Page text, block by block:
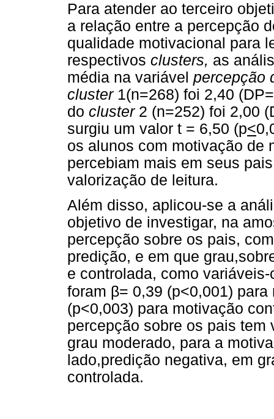
Para atender ao terceiro
a relação entre a percepção
qualidade motivacional para
respectivos clusters, as
média na variável percepção
cluster 1(n=268) foi 2,40
do cluster 2 (n=252) foi 2,00
surgiu um valor t = 6,50 (p<
os alunos com motivação de
percebiam mais em seus
valorização de leitura.
Além disso, aplicou-se a
objetivo de investigar, na
percepção sobre os pais,
predição, e em que
e controlada, como
foram β= 0,39 (p<0,001)
(p<0,003) para motivação
percepção sobre os pais
grau moderado, para a
lado,predição negativa, em
controlada.